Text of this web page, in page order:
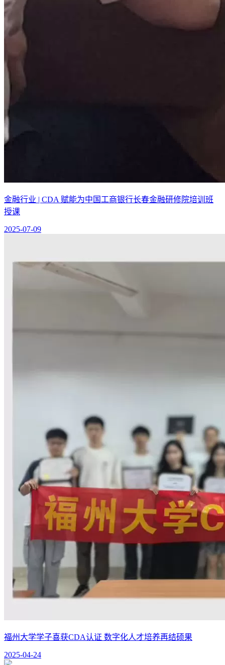
金融行业 | CDA 赋能为中国工商银行长春金融研修院培训班
授课
2025-07-09
福州大学学子喜获CDA认证 数字化人才培养再结硕果
2025-04-24